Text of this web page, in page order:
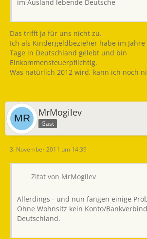
im Ausland lebende Deutsche
Das trifft ja für uns nicht zu.
Ich als Kindergeldbezieher habe im
Tage in Deutschland gelebt und bin
Einkommensteuerpflichtig.
Was natürlich 2012 wird, kann ich noch
MrMogilev
Gast
3. November 2011 um 14:39
Zitat von MrMogilev
Allerdings - und nun fangen einige
Ohne Wohnsitz kein Konto/
Deutschland.